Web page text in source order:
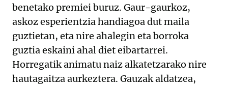
benetako premiei buruz. Gaur-gaurkoz,
askoz esperientzia handiagoa dut maila
guztietan, eta nire ahalegin eta borroka
guztia eskaini ahal diet eibartarrei.
Horregatik animatu naiz alkatetzarako nire
hautagaitza aurkeztera. Gauzak aldatzea,